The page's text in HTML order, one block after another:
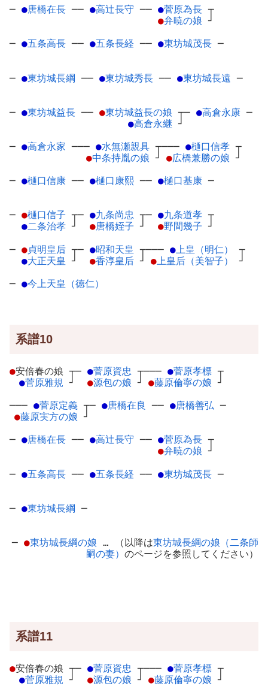
─ ●唐橋在長 ── ●高辻長守 ── ●菅原為長 ┬
●弁暁の娘 ┘
─ ●五条高長 ── ●五条長経 ── ●東坊城茂長 ─
─ ●東坊城長綱 ── ●東坊城秀長 ── ●東坊城長遠 ─
─ ●東坊城益長 ── ●東坊城益長の娘 ┬
●高倉永継 ┘
─ ●高倉永康 ─
─ ●高倉永家 ─── ●水無瀬親具 ┬
●中条持胤の娘 ┘
─── ●樋口信孝 ┬
●広橋兼勝の娘 ┘
─ ●樋口信康 ── ●樋口康熙 ── ●樋口基康 ─
─ ●樋口信子 ┬
●二条治孝 ┘
─ ●九条尚忠 ┬
●唐橋姪子 ┘
─ ●九条道孝 ┬
●野間幾子 ┘
─ ●貞明皇后 ┬
●大正天皇 ┘
─ ●昭和天皇 ┬
●香淳皇后 ┘
─── ● 上皇（明仁）
┬
● 上皇后（美智子） ┘
─ ●今上天皇（徳仁）
系譜10
●安倍春の娘 ┬
●菅原雅規 ┘
─ ●菅原資忠 ┬
●源包の娘 ┘
─── ●菅原孝標 ┬
●藤原倫寧の娘 ┘
─── ●菅原定義 ┬
●藤原実方の娘 ┘
─ ●唐橋在良 ── ●唐橋善弘 ─
─ ●唐橋在長 ── ●高辻長守 ── ●菅原為長 ┬
●弁暁の娘 ┘
─ ●五条高長 ── ●五条長経 ── ●東坊城茂長 ─
─ ●東坊城長綱 ─
─ ●東坊城長綱の娘 … （以降は東坊城長綱の娘（二条師
嗣の妻） のページを参照してください）
系譜11
●安倍春の娘 ┬
●菅原雅規 ┘
─ ●菅原資忠 ┬
●源包の娘 ┘
─── ●菅原孝標 ┬
●藤原倫寧の娘 ┘